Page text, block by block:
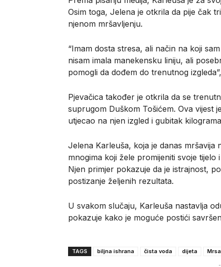
Osim toga, Jelena je otkrila da pije čak
njenom mršavljenju.
“Imam dosta stresa, ali način na koji
nisam imala manekensku liniju, ali
pomogli da dođem do trenutnog
Pjevačica također je otkrila da se
suprugom Duškom Tošićem. Ova vijest
utjecao na njen izgled i gubitak
Jelena Karleuša, koja je danas mršavija
mnogima koji žele promijeniti svoje
Njen primjer pokazuje da je istrajnost,
postizanje željenih rezultata.
U svakom slučaju, Karleuša nastavlja
pokazuje kako je moguće postići
TAGS biljna ishrana čista voda dijeta